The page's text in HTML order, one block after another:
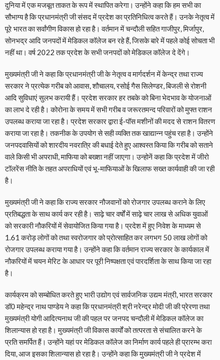
दुनिया में एक मजबूत ताकत के रूप में स्थापित करेगा। उन्होंने कहा कि हम सभी का
सौभाग्य है कि प्रधानमंत्री जी संसद में प्रदेश का प्रतिनिधित्व करते हैं। उनके नेतृत्व में
पूरे भारत का सर्वांगीण विकास हो रहा है। वर्तमान में चन्दौली सहित गाजीपुर, मिर्जापुर,
सोनभद्र आदि जनपदों में मेडिकल कॉलेज बन रहे हैं, जिसके बारे में पहले कोई सोचता भी
नहीं था। वर्ष 2022 तक प्रदेश के सभी जनपदों को मेडिकल कॉलेज दे देंगे।
मुख्यमंत्री जी ने कहा कि प्रधानमंत्री जी के नेतृत्व व मार्गदर्शन में केन्द्र तथा राज्य
सरकार ने प्रत्येक गरीब को आवास, शौचालय, रसोई गैस सिलेण्डर, बिजली से रोशनी
आदि सुविधाएं सुलभ करायी हैं। प्रदेश सरकार हर तबके को बिना भेदभाव के योजनाओं
का लाभ दे रही है। कोरोना के समय में सभी गरीब व जरूरतमन्द परिवारों को मुफ्त राशन
उपलब्ध कराया जा रहा है। प्रदेश सरकार द्वारा ई-पॉस मशीनों की मदद से राशन वितरण
कराया जा रहा है। तकनीक के उपयोग से सही व्यक्ति तक खाद्यान्न पहुंच रहा है। उन्होंने
जनपदवासियों को शारदीय नवरात्रि की बधाई देते हुए आश्वस्त किया कि गरीब को सताने
वाले किसी भी अपराधी, माफिया को बख्शा नहीं जाएगा। उन्होनें कहा कि प्रदेश में जीरो
टॉलरेंस नीति के तहत अपराधियों एवं भू-माफियाओं के खिलाफ सख्त कार्यवाही की जा रही
है।
मुख्यमंत्री जी ने कहा कि राज्य सरकार नौजवानों को रोजगार उपलब्ध कराने के लिए
प्रतिबद्धता के साथ कार्य कर रही है। साढ़े चार वर्षों में साढ़े चार लाख से अधिक युवाओं
को सरकारी नौकरियों में सेवायोजित किया गया है। प्रदेश में हुए निवेश के माध्यम से
1.61 करोड़ लोगों को तथा स्वरोजगार को प्रोत्साहित कर लगभग 50 लाख लोगों को
रोजगार उपलब्ध कराया गया है। उन्होंने कहा कि वर्तमान राज्य सरकार के कार्यकाल में
नौकरियों में चयन मेरिट के आधार पर पूरी निष्पक्षता एवं पारदर्शिता के साथ किया जा रहा
है।
कार्यक्रम को सम्बोधित करते हुए भारी उद्योग एवं सार्वजनिक उद्यम मंत्री, भारत सरकार
डॉ0 महेन्द्र नाथ पाण्डेय ने कहा कि प्रधानमंत्री श्री नरेन्द्र मोदी जी की प्रेरणा तथा
मुख्यमंत्री योगी आदित्यनाथ जी की पहल पर जनपद चन्दौली में मेडिकल कॉलेज का
शिलान्यास हो रहा है। मुख्यमंत्री जी विकास कार्यों को तत्परता से संचालित करने के
प्रति समर्पित हैं। उन्होंने यहां पर मेडिकल कॉलेज का निर्माण कार्य पहले ही प्रारम्भ करा
दिया, आज इसका शिलान्यास हो रहा है। उन्होंने कहा कि मुख्यमंत्री जी ने प्रदेश में